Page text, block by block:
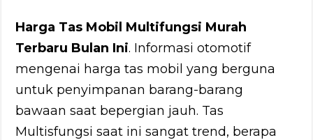
Harga Tas Mobil Multifungsi Murah
Terbaru Bulan Ini. Informasi otomotif
mengenai harga tas mobil yang berguna
untuk penyimpanan barang-barang
bawaan saat bepergian jauh. Tas
Multisfungsi saat ini sangat trend, berapa